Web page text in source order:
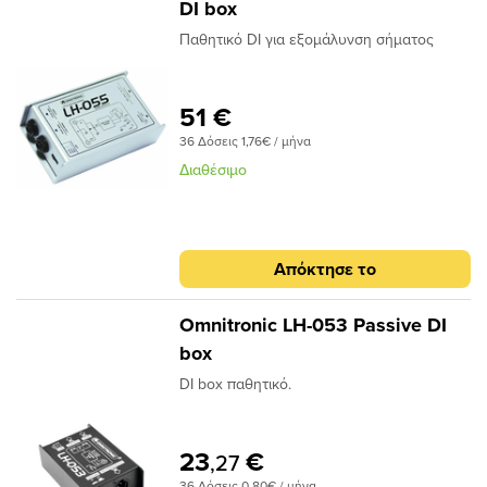
DI box
Παθητικό DI για εξομάλυνση σήματος
51 €
36 Δόσεις 1,76€ / μήνα
Διαθέσιμο
Απόκτησε το
Omnitronic LH-053 Passive DI
box
DI box παθητικό.
23,27 €